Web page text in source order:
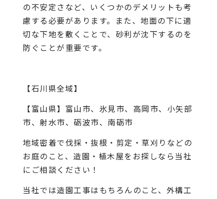
の不安定さなど、いくつかのデメリットも考
慮する必要があります。また、地面の下に適
切な下地を敷くことで、砂利が沈下するのを
防ぐことが重要です。
【石川県全域】
【富山県】富山市、氷見市、高岡市、小矢部
市、射水市、砺波市、南砺市
地域密着で伐採・抜根・剪定・草刈りなどの
お庭のこと、造園・植木屋をお探しなら当社
にご相談ください！
当社では造園工事はもちろんのこと、外構工